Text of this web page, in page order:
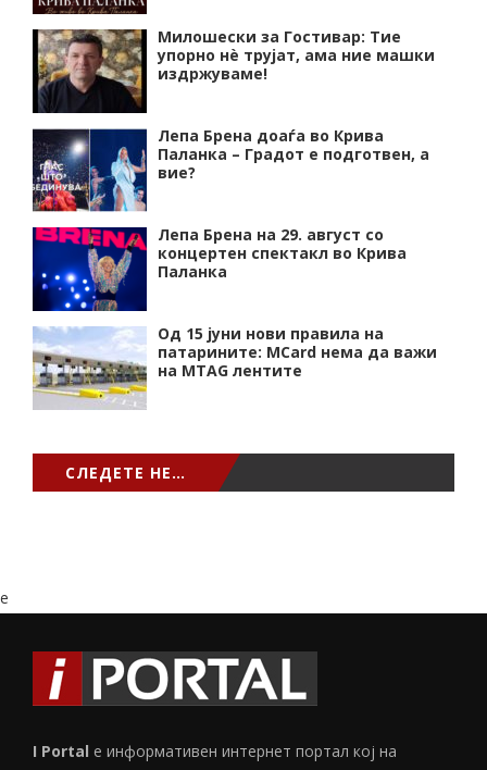
Милошески за Гостивар: Тие
упорно нѐ трујат, ама ние машки
издржуваме!
Лепа Брена доаѓа во Крива
Паланка – Градот е подготвен, а
вие?
Лепа Брена на 29. август со
концертен спектакл во Крива
Паланка
Од 15 јуни нови правила на
патарините: MCard нема да важи
на MTAG лентите
СЛЕДЕТЕ НЕ…
e
I Portal е информативен интернет портал кој на